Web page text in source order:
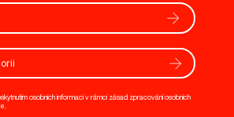
osobních informací v rámci zásad zpracování osobních